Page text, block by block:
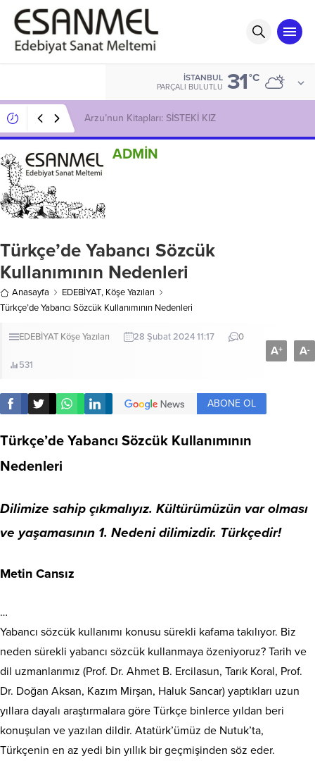
İSTANBUL
PARÇALI BULUTLU 31°C
Başarılı Oyuncu Naci ADIGÜZEL ile Söyleşi
ADMİN
Türkçe’de Yabancı Sözcük
Kullanımının Nedenleri
Anasayfa EDEBİYAT, Köşe Yazıları
Türkçe’de Yabancı Sözcük Kullanımının Nedenleri
EDEBİYAT Köşe Yazıları 28 Şubat 2024 11:17 0
531
A+ A-
ABONE OL
Türkçe’de Yabancı Sözcük Kullanımının
Nedenleri
Dilimize sahip çıkmalıyız. Kültürümüzün var olması
ve yaşamasının 1. Nedeni dilimizdir. Türkçedir!
Metin Cansız
…
Yabancı sözcük kullanımı konusu sürekli kafama takılıyor. Biz
neden sürekli yabancı sözcük kullanmaya özeniyoruz? Tarih ve
dil uzmanlarımız (Prof. Dr. Ahmet B. Ercilasun, Tarık Koral, Prof.
Dr. Doğan Aksan, Kazım Mirşan, Haluk Sancar) yaptıkları uzun
yıllara dayalı araştırmalara göre Türkçe binlerce yıldan beri
konuşulan ve yazılan dildir. Atatürk’ümüz de Nutuk’ta,
Türkçenin en az yedi bin yıllık bir geçmişinden söz eder.